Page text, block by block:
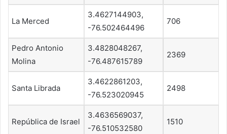
La Merced
3.4627144903,
-76.502464496
706
Pedro Antonio
Molina
3.4828048267,
-76.487615789
2369
Santa Librada
3.4622861203,
-76.523020945
2498
República de Israel
3.4636569037,
-76.510532580
1510